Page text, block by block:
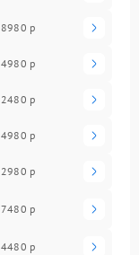
8980 р
4980 р
2480 р
4980 р
2980 р
7480 р
4480 р